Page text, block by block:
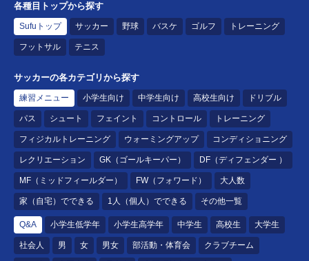
各種目トップから探す
Sufuトップ サッカー 野球 バスケ ゴルフ トレーニング
フットサル テニス
サッカーの各カテゴリから探す
練習メニュー 小学生向け 中学生向け 高校生向け ドリブル
パス シュート フェイント コントロール トレーニング
フィジカルトレーニング ウォーミングアップ コンディショニング
レクリエーション GK（ゴールキーパー） DF（ディフェンダー ）
MF（ミッドフィールダー） FW（フォワード） 大人数
家（自宅）でできる 1人（個人）でできる その他一覧
Q&A 小学生低学年 小学生高学年 中学生 高校生 大学生
社会人 男 女 男女 部活動・体育会 クラブチーム